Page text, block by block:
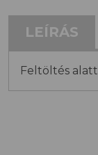
LEÍRÁS
Feltöltés alatt